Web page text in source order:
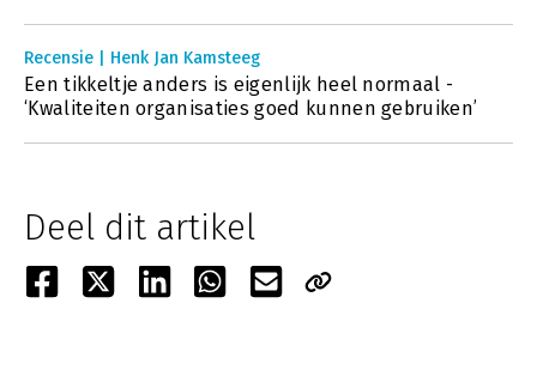
Recensie | Henk Jan Kamsteeg
Een tikkeltje anders is eigenlijk heel normaal -
‘Kwaliteiten organisaties goed kunnen gebruiken’
Deel dit artikel